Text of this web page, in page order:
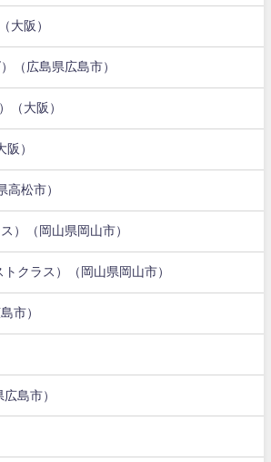
大阪）
（広島県広島市）
（大阪）
阪）
高松市）
）（岡山県岡山市）
クラス）（岡山県岡山市）
市）
島市）